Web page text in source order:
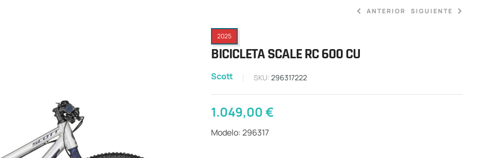
ANTERIOR SIGUIENTE
2025
BICICLETA SCALE RC 600 CU
Scott SKU: 296317222
1.049,00€
Modelo: 296317